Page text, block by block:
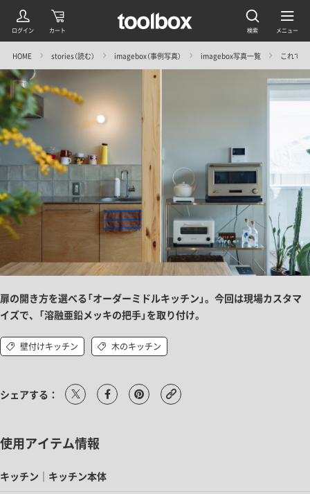
HOME stories（読む） imagebox（事例写真） imagebox写真一覧 これで
扉の開き方を選べる「オーダーミドルキッチン」。今回は現場カスタマ
イズで、「溶融亜鉛メッキの把手」を取り付け。
壁付けキッチン 木のキッチン
シェアする：
使用アイテム情報
キッチン｜キッチン本体